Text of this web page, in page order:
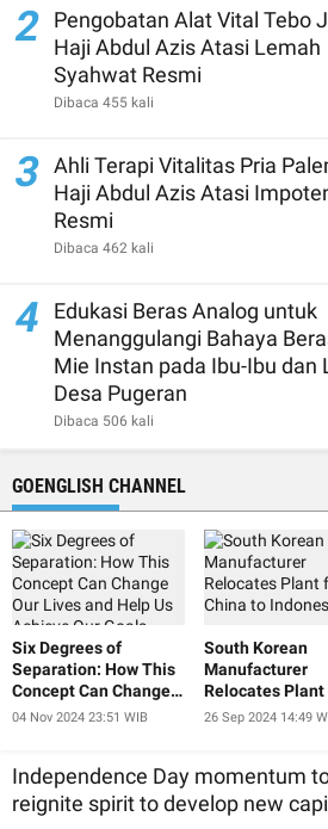
2
Pengobatan Alat Vital Tebo
Haji Abdul Azis Atasi Lemah
Syahwat Resmi
Dibaca 455 kali
3 Ahli Terapi Vitalitas Pria
Haji Abdul Azis Atasi
Resmi
Dibaca 462 kali
4
Edukasi Beras Analog untuk
Menanggulangi Bahaya
Mie Instan pada Ibu-Ibu dan
Desa Pugeran
Dibaca 506 kali
GOENGLISH CHANNEL
Six Degrees of
Separation: How This
Concept Can Change
Our Lives and Help Us
04 Nov 2024 23:51 WIB
South Korean
Manufacturer
Relocates
China to
26 Sep 2024 14:49
Independence Day momentum
reignite spirit to develop new